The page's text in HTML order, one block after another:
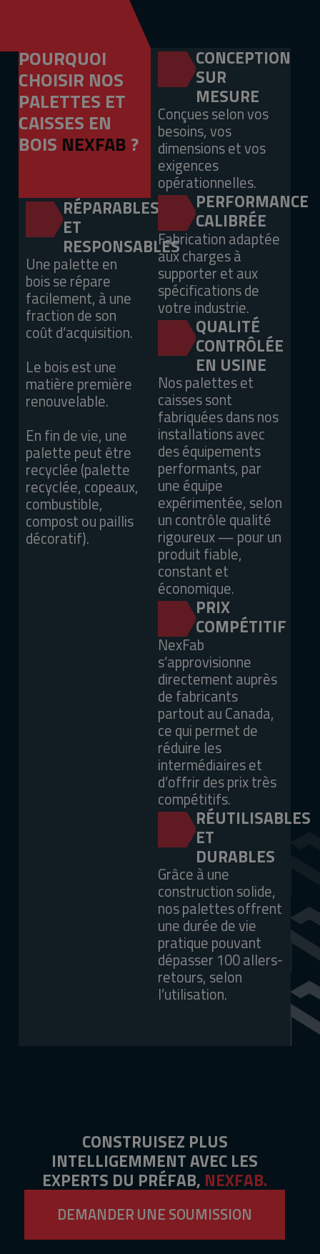
POURQUOI
CHOISIR NOS
PALETTES ET
CAISSES EN
BOIS NEXFAB ?
RÉPARABLES
ET
RESPONSABLES
Une palette en
bois se répare
facilement, à une
fraction de son
coût d’acquisition.
Le bois est une
matière première
renouvelable.
En fin de vie, une
palette peut être
recyclée (palette
recyclée, copeaux,
combustible,
compost ou paillis
décoratif).
CONCEPTION
SUR
MESURE
Conçues selon vos
besoins, vos
dimensions et vos
exigences
opérationnelles.
PERFORMANCE
CALIBRÉE
Fabrication adaptée
aux charges à
supporter et aux
spécifications de
votre industrie.
QUALITÉ
CONTRÔLÉE
EN USINE
Nos palettes et
caisses sont
fabriquées dans nos
installations avec
des équipements
performants, par
une équipe
expérimentée, selon
un contrôle qualité
rigoureux — pour un
produit fiable,
constant et
économique.
PRIX
COMPÉTITIF
NexFab
s’approvisionne
directement auprès
de fabricants
partout au Canada,
ce qui permet de
réduire les
intermédiaires et
d’offrir des prix très
compétitifs.
RÉUTILISABLES
ET
DURABLES
Grâce à une
construction solide,
nos palettes offrent
une durée de vie
pratique pouvant
dépasser 100 allers-
retours, selon
l’utilisation.
CONSTRUISEZ PLUS
INTELLIGEMMENT AVEC LES
EXPERTS DU PRÉFAB, NEXFAB.
DEMANDER UNE SOUMISSION